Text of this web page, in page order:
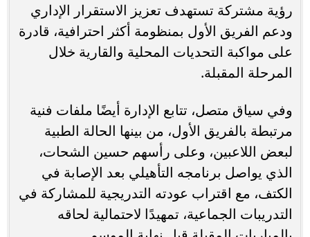
رؤية مشتركة تستهدف تعزيز الاستقرار الإداري
ودعم الفريق الأول بمنظومة أكثر احترافية، قادرة
على مواكبة التحديات المحلية والقارية خلال
المرحلة المقبلة.
وفي سياق متصل، تتابع الإدارة أيضًا ملفات فنية
مرتبطة بالفريق الأول، من بينها الحالة الطبية
لبعض اللاعبين، وعلى رأسهم حسين الشحات،
الذي يواصل برنامجه التأهيلي بعد الإصابة في
الكتف، مع اقتراب عودته التدريجية للمشاركة في
التدريبات الجماعية، تمهيدًا لاحتمالية لحاقه